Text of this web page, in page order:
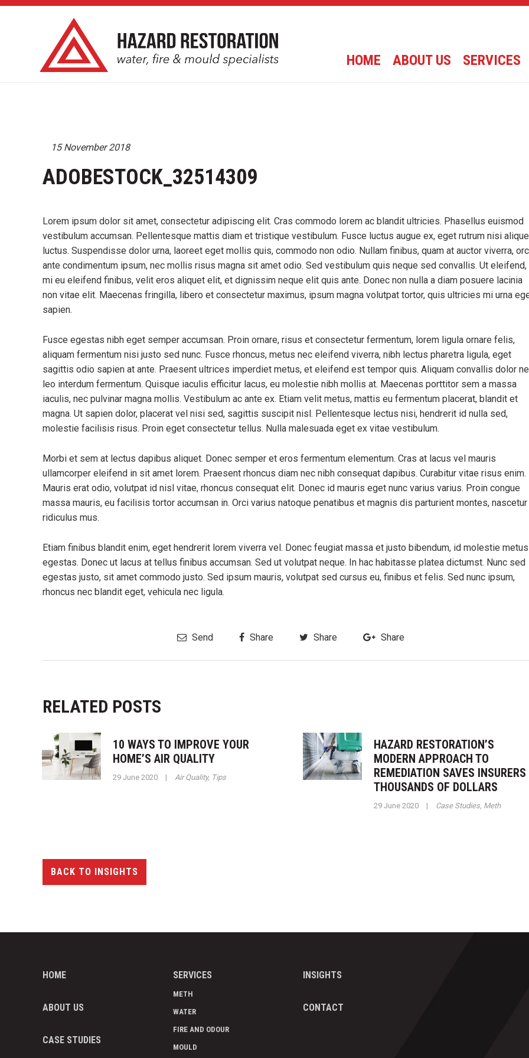
HOME ABOUT US SERVICES
15 November 2018
ADOBESTOCK_32514309
Lorem ipsum dolor sit amet, consectetur adipiscing elit. Cras commodo lorem ac blandit ultricies. Phasellus euismod
vestibulum accumsan. Pellentesque mattis diam et tristique vestibulum. Fusce luctus augue ex, eget rutrum nisi
luctus. Suspendisse dolor urna, laoreet eget mollis quis, commodo non odio. Nullam finibus, quam at auctor viverra,
ante condimentum ipsum, nec mollis risus magna sit amet odio. Sed vestibulum quis neque sed convallis. Ut eleifend,
mi eu eleifend finibus, velit eros aliquet elit, et dignissim neque elit quis ante. Donec non nulla a diam posuere lacinia
non vitae elit. Maecenas fringilla, libero et consectetur maximus, ipsum magna volutpat tortor, quis ultricies mi urna
sapien.
Fusce egestas nibh eget semper accumsan. Proin ornare, risus et consectetur fermentum, lorem ligula ornare felis,
aliquam fermentum nisi justo sed nunc. Fusce rhoncus, metus nec eleifend viverra, nibh lectus pharetra ligula, eget
sagittis odio sapien at ante. Praesent ultrices imperdiet metus, et eleifend est tempor quis. Aliquam convallis dolor
leo interdum fermentum. Quisque iaculis efficitur lacus, eu molestie nibh mollis at. Maecenas porttitor sem a massa
iaculis, nec pulvinar magna mollis. Vestibulum ac ante ex. Etiam velit metus, mattis eu fermentum placerat, blandit et
magna. Ut sapien dolor, placerat vel nisi sed, sagittis suscipit nisl. Pellentesque lectus nisi, hendrerit id nulla sed,
molestie facilisis risus. Proin eget consectetur tellus. Nulla malesuada eget ex vitae vestibulum.
Morbi et sem at lectus dapibus aliquet. Donec semper et eros fermentum elementum. Cras at lacus vel mauris
ullamcorper eleifend in sit amet lorem. Praesent rhoncus diam nec nibh consequat dapibus. Curabitur vitae risus enim.
Mauris erat odio, volutpat id nisl vitae, rhoncus consequat elit. Donec id mauris eget nunc varius varius. Proin congue
massa mauris, eu facilisis tortor accumsan in. Orci varius natoque penatibus et magnis dis parturient montes, nascetur
ridiculus mus.
Etiam finibus blandit enim, eget hendrerit lorem viverra vel. Donec feugiat massa et justo bibendum, id molestie metus
egestas. Donec ut lacus at tellus finibus accumsan. Sed ut volutpat neque. In hac habitasse platea dictumst. Nunc sed
egestas justo, sit amet commodo justo. Sed ipsum mauris, volutpat sed cursus eu, finibus et felis. Sed nunc ipsum,
rhoncus nec blandit eget, vehicula nec ligula.
Send Share Share Share
RELATED POSTS
10 WAYS TO IMPROVE YOUR
HOME’S AIR QUALITY
29 June 2020 | Air Quality, Tips
HAZARD RESTORATION’S
MODERN APPROACH TO
REMEDIATION SAVES INSURERS
THOUSANDS OF DOLLARS
29 June 2020 | Case Studies, Meth
BACK TO INSIGHTS
HOME
ABOUT US
CASE STUDIES
SERVICES
METH
WATER
FIRE AND ODOUR
MOULD
INSIGHTS
CONTACT